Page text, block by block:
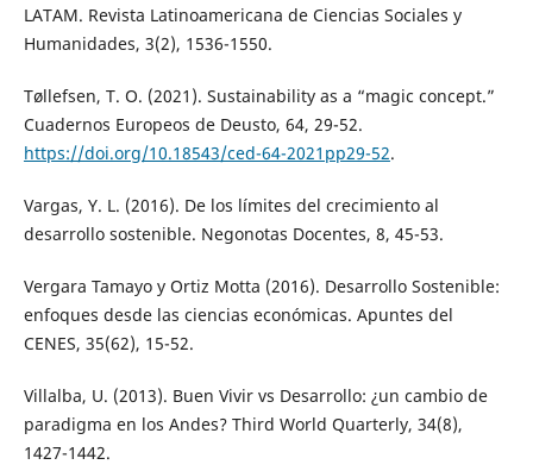
LATAM. Revista Latinoamericana de Ciencias Sociales y
Humanidades, 3(2), 1536-1550.
Tøllefsen, T. O. (2021). Sustainability as a “magic concept.”
Cuadernos Europeos de Deusto, 64, 29-52.
https://doi.org/10.18543/ced-64-2021pp29-52.
Vargas, Y. L. (2016). De los límites del crecimiento al
desarrollo sostenible. Negonotas Docentes, 8, 45-53.
Vergara Tamayo y Ortiz Motta (2016). Desarrollo Sostenible:
enfoques desde las ciencias económicas. Apuntes del
CENES, 35(62), 15-52.
Villalba, U. (2013). Buen Vivir vs Desarrollo: ¿un cambio de
paradigma en los Andes? Third World Quarterly, 34(8),
1427-1442.